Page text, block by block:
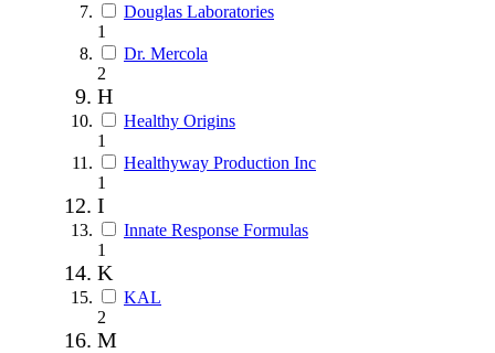
Douglas Laboratories
1
Dr. Mercola
2
H
Healthy Origins
1
Healthyway Production Inc
1
I
Innate Response Formulas
1
K
KAL
2
M